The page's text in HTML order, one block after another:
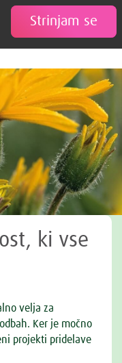
ki vse
velja za
Ker je močno
projekti pridelave
Strinjam se